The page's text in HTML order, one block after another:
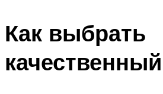
Как выбрать